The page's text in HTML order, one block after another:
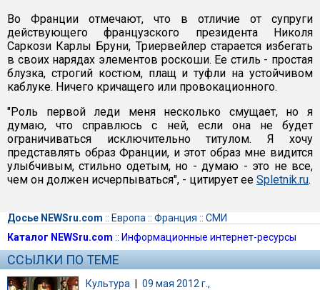
Во Франции отмечают, что в отличие от супруги
действующего французского президента Николя
Саркози Карлы Бруни, Триервейлер старается избегать
в своих нарядах элементов роскоши. Ее стиль - простая
блузка, строгий костюм, плащ и туфли на устойчивом
каблуке. Ничего кричащего или провокационного.
"Роль первой леди меня несколько смущает, но я
думаю, что справлюсь с ней, если она не будет
ограничиваться исключительно титулом. Я хочу
представлять образ Франции, и этот образ мне видится
улыбчивым, стильно одетым, но - думаю - это не все,
чем он должен исчерпываться", - цитирует ее Spletnik.ru.
Досье NEWSru.com :: Европа :: Франция :: СМИ
Каталог NEWSru.com :: Информационные интернет-ресурсы
ССЫЛКИ ПО ТЕМЕ
Культура | 09 мая 2012 г.,